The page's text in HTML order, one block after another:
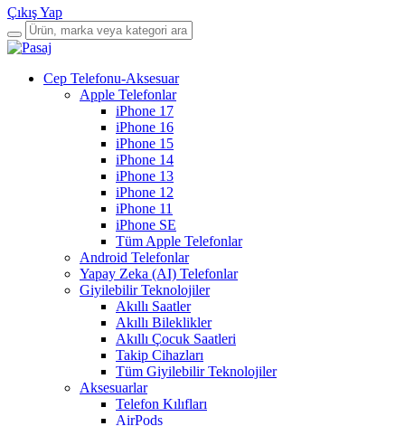
Çıkış Yap
Cep Telefonu-Aksesuar
Apple Telefonlar
iPhone 17
iPhone 16
iPhone 15
iPhone 14
iPhone 13
iPhone 12
iPhone 11
iPhone SE
Tüm Apple Telefonlar
Android Telefonlar
Yapay Zeka (AI) Telefonlar
Giyilebilir Teknolojiler
Akıllı Saatler
Akıllı Bileklikler
Akıllı Çocuk Saatleri
Takip Cihazları
Tüm Giyilebilir Teknolojiler
Aksesuarlar
Telefon Kılıfları
AirPods